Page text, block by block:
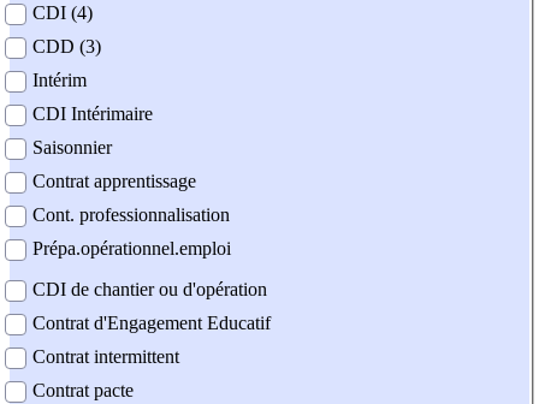
contrat
CDI (4)
CDD (3)
Intérim
CDI Intérimaire
Saisonnier
Contrat apprentissage
Cont. professionnalisation
Prépa.opérationnel.emploi
CDI de chantier ou d'opération
Contrat d'Engagement Educatif
Contrat intermittent
Contrat pacte